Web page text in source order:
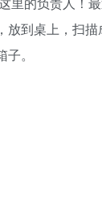
到桌上，扫
。